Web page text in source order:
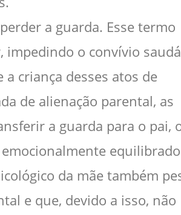
a guarda. Esse termo
o convívio
criança desses atos de
de alienação parental, as
a guarda para o pai,
da mãe também
e que, devido a isso, não